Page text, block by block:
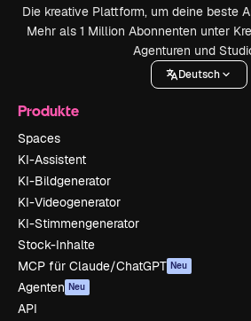
Die kreative Plattform, um deine beste
Mehr als 1 Million Abonnenten unter
Agenturen und
Deutsch
Produkte
Spaces
KI-Assistent
KI-Bildgenerator
KI-Videogenerator
KI-Stimmengenerator
Stock-Inhalte
MCP für Claude/ChatGPT Neu
Agenten Neu
API